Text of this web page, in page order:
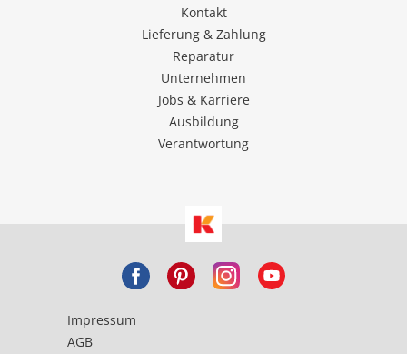
Kontakt
Lieferung & Zahlung
Reparatur
Unternehmen
Jobs & Karriere
Ausbildung
Verantwortung
Impressum
AGB